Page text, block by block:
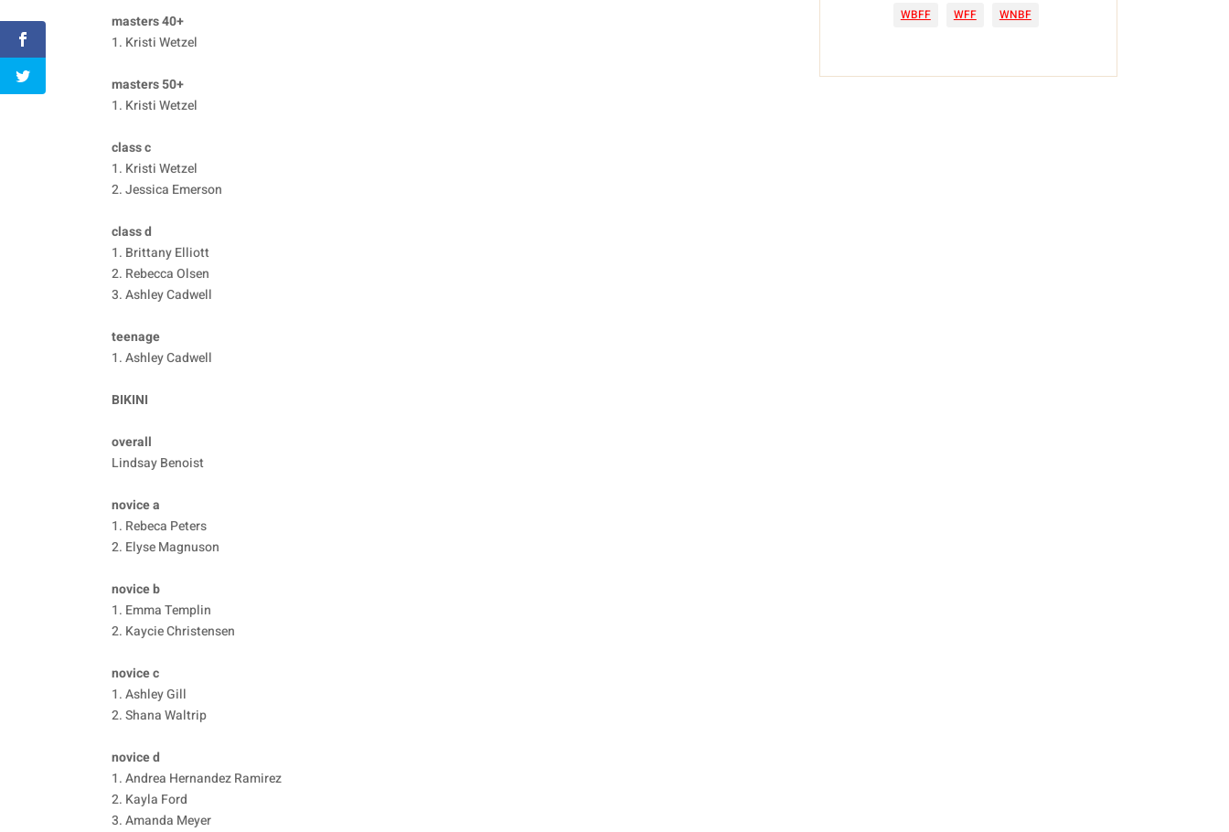
masters 40+
1. Kristi Wetzel
masters 50+
1. Kristi Wetzel
class c
1. Kristi Wetzel
2. Jessica Emerson
class d
1. Brittany Elliott
2. Rebecca Olsen
3. Ashley Cadwell
teenage
1. Ashley Cadwell
BIKINI
overall
Lindsay Benoist
novice a
1. Rebeca Peters
2. Elyse Magnuson
novice b
1. Emma Templin
2. Kaycie Christensen
novice c
1. Ashley Gill
2. Shana Waltrip
novice d
1. Andrea Hernandez Ramirez
2. Kayla Ford
3. Amanda Meyer
WBFF
WFF WNBF